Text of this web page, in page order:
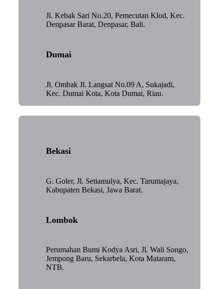
Jl. Kebak Sari No.20, Pemecutan Klod, Kec.
Denpasar Barat, Denpasar, Bali.
Dumai
Jl. Ombak Jl. Langsat No.09 A, Sukajadi,
Kec. Dumai Kota, Kota Dumai, Riau.
Bekasi
G. Goler, Jl. Setiamulya, Kec. Tarumajaya,
Kabupaten Bekasi, Jawa Barat.
Lombok
Perumahan Bumi Kodya Asri, Jl. Wali Songo,
Jempong Baru, Sekarbela, Kota Mataram,
NTB.